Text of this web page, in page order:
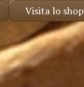
Visita lo shop